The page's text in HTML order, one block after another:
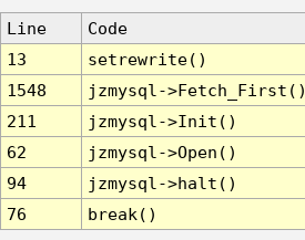
Line
Code
13
setrewrite()
1548
jzmysql-
211
jzmysql->Init()
62
jzmysql->Open()
94
jzmysql->halt()
76 break()